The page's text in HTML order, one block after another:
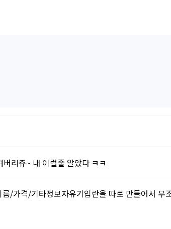
버리쥬~ 내 이럴줄 알았다 ㅋㅋ
/가격/기타정보자유기입란을 따로 만들어서 무